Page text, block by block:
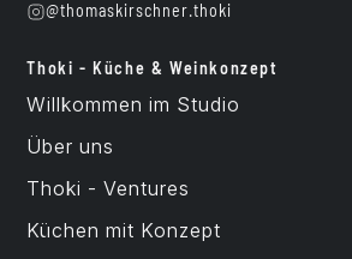
@thomaskirschner.thoki
Thoki - Küche & Weinkonzept
Willkommen im Studio
Über uns
Thoki - Ventures
Küchen mit Konzept